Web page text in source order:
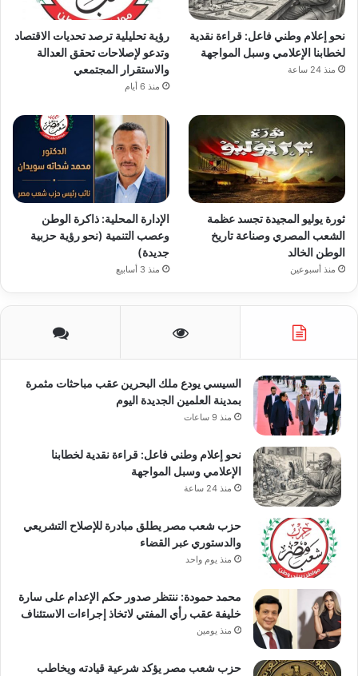
نحو إعلام وطني فاعل: قراءة نقدية
لخطابنا الإعلامي وسبل المواجهة
منذ 24 ساعة
رؤية تحليلية ترصد تحديات الاقتصاد
وتدعو لإصلاحات تحقق العدالة
والاستقرار المجتمعي
منذ 6 أيام
ثورة يوليو المجيدة تجسد عظمة
الشعب المصري وصناعة تاريخ
الوطن الخالد
منذ أسبوعين
الإدارة المحلية: ذاكرة الوطن
وعصب التنمية (نحو رؤية حزبية
جديدة)
منذ 3 أسابيع
السيسي يودع ملك البحرين عقب مباحثات مثمرة
بمدينة العلمين الجديدة اليوم
منذ 9 ساعات
نحو إعلام وطني فاعل: قراءة نقدية لخطابنا
الإعلامي وسبل المواجهة
منذ 24 ساعة
حزب شعب مصر يطلق مبادرة للإصلاح التشريعي
والدستوري عبر القضاء
منذ يوم واحد
محمد حمودة: ننتظر صدور حكم الإعدام على سارة
خليفة عقب رأي المفتي لاتخاذ إجراءات الاستئناف
منذ يومين
حزب شعب مصر يؤكد شرعية قيادته ويخاطب